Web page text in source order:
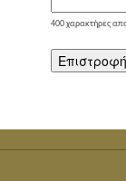
400χαρακτήρες